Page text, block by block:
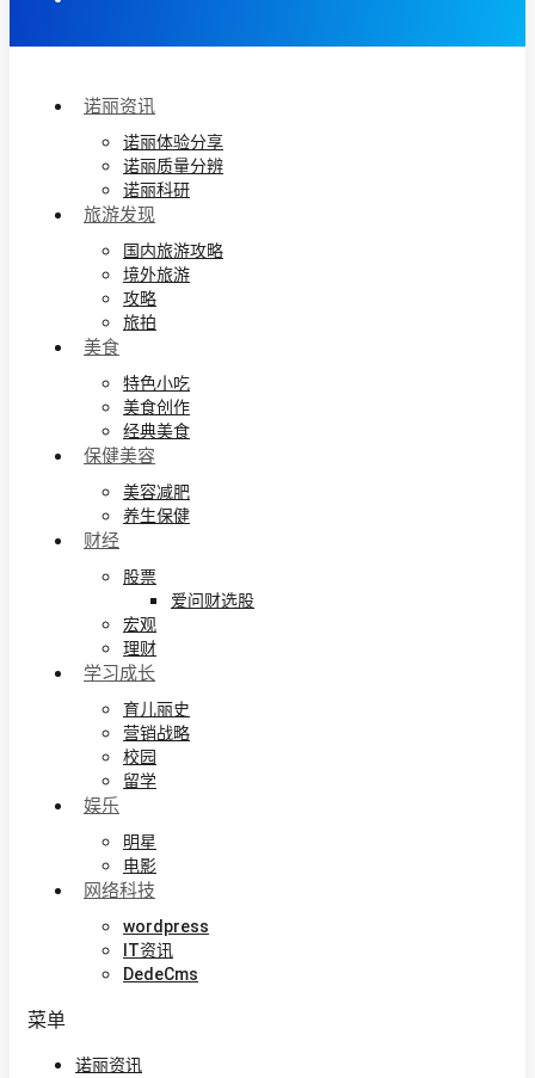
诺丽资讯
诺丽体验分享
诺丽质量分辨
诺丽科研
旅游发现
国内旅游攻略
境外旅游
攻略
旅拍
美食
特色小吃
美食创作
经典美食
保健美容
美容减肥
养生保健
财经
股票
爱问财选股
宏观
理财
学习成长
育儿丽史
营销战略
校园
留学
娱乐
明星
电影
网络科技
wordpress
IT资讯
DedeCms
菜单
诺丽资讯